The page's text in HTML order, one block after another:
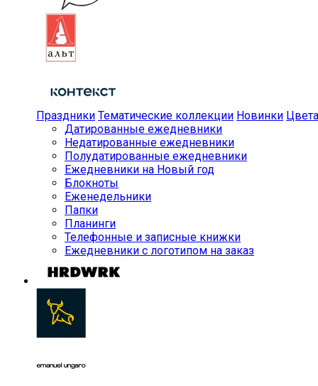
Праздники Тематические коллекции Новинки Цвета
Датированные ежедневники
Недатированные ежедневники
Полудатированные ежедневники
Ежедневники на Новый год
Блокноты
Еженедельники
Папки
Планинги
Телефонные и записные книжки
Ежедневники с логотипом на заказ